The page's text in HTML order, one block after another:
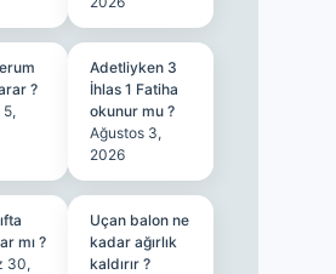
?
5,
Adetliyken 3
İhlas 1 Fatiha
okunur mu ?
Ağustos 3,
2026
mı ?
30,
Uçan balon ne
kadar ağırlık
kaldırır ?